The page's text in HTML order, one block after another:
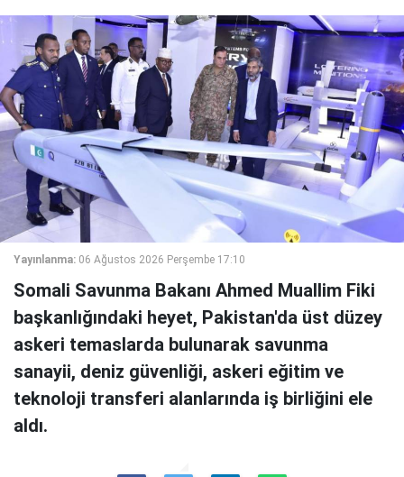
Yayınlanma: 06 Ağustos 2026 Perşembe 17:10
Somali Savunma Bakanı Ahmed Muallim Fiki
başkanlığındaki heyet, Pakistan'da üst düzey
askeri temaslarda bulunarak savunma
sanayii, deniz güvenliği, askeri eğitim ve
teknoloji transferi alanlarında iş birliğini ele
aldı.